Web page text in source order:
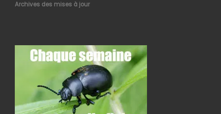
Archives des mises à jour